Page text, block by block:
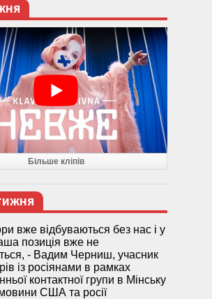
Більше кліпів
вже відбуваються без нас і у
позиція вже не
- Вадим Черниш, учасник
із росіянами в рамках
контактної групи в Мінську
США та росії